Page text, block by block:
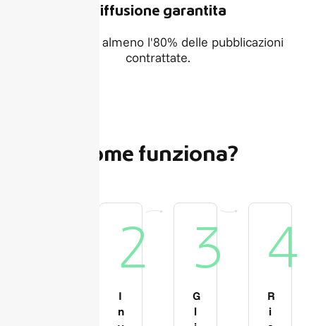
Diffusione garantita
Garantiamo almeno l'80% delle pubblicazioni
contrattate.
Come funziona?
2
I
n
3
G
l
4
R
i